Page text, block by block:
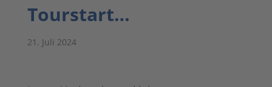
Tourstart…
21. Juli 2024